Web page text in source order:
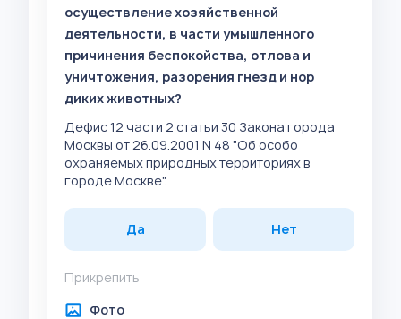
осуществление хозяйственной
деятельности, в части умышленного
причинения беспокойства, отлова и
уничтожения, разорения гнезд и нор
диких животных?
Дефис 12 части 2 статьи 30 Закона города
Москвы от 26.09.2001 N 48 "Об особо
охраняемых природных территориях в
городе Москве".
Да Нет
Прикрепить
Фото